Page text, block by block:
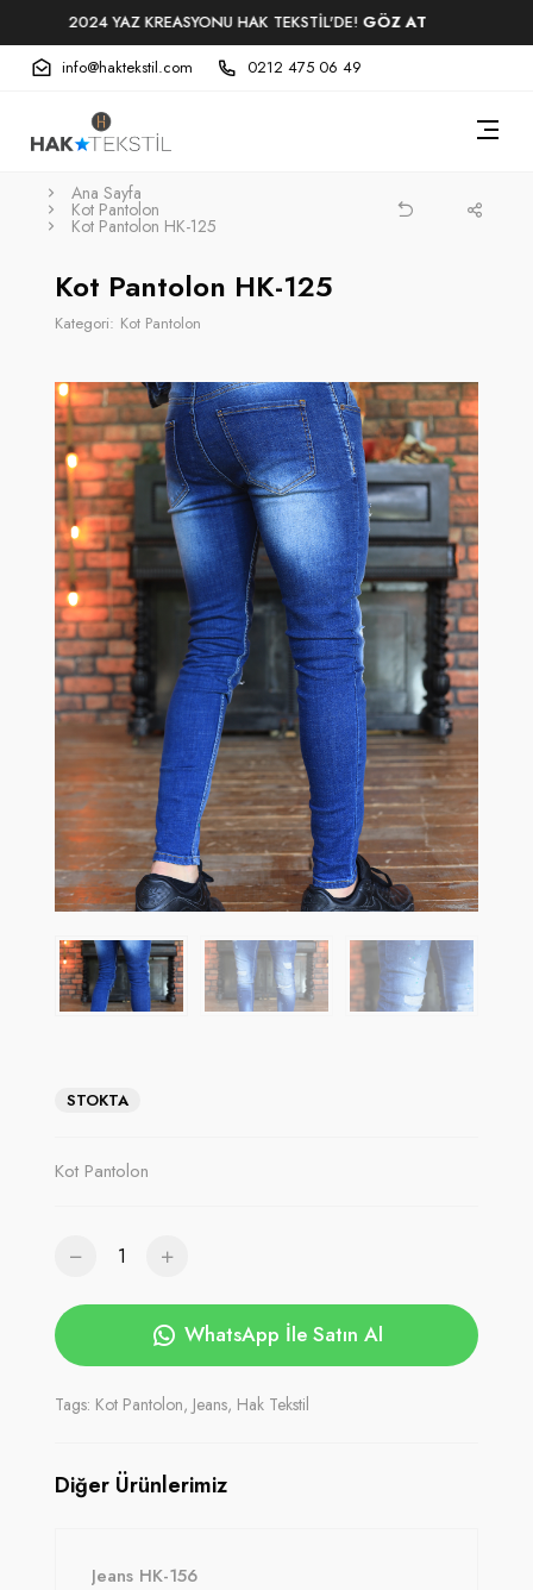
TOPTAN AVANTAJLI ÜRÜNLER HAK TEKSTİL'DE!GÖZ AT
info@haktekstil.com
0212 475 06 49
Ana Sayfa
Kot Pantolon
Kot Pantolon HK-125
Kot Pantolon HK-125
Kategori: Kot Pantolon
STOKTA
Kot Pantolon
WhatsApp İle Satın Al
Tags: Kot Pantolon, Jeans, Hak Tekstil
Diğer Ürünlerimiz
Jeans HK-156